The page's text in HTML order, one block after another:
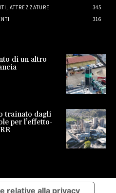
ATTREZZATURE
345
316
di un altro
trainato dagli
per l’effetto-
relative alla privacy